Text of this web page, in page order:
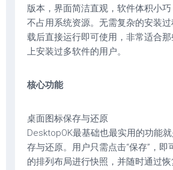
版本，界面简洁直观，软件体积小
不占用系统资源。无需复杂的安装
载后直接运行即可使用，非常适合
上安装过多软件的用户。
核心功能
‌桌面图标保存与还原‌
DesktopOK最基础也最实用的功能
存与还原。用户只需点击“保存”，即
的排列布局进行快照，并随时通过